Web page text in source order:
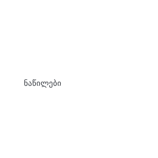
ნაწილები